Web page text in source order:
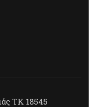
ΤΚ 18545